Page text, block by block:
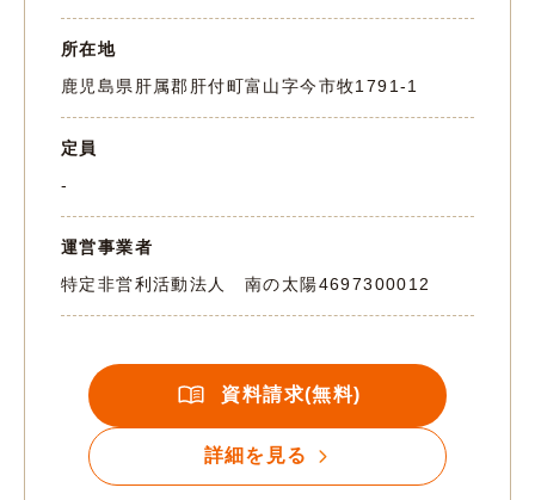
所在地
鹿児島県肝属郡肝付町富山字今市牧1791-1
定員
-
運営事業者
特定非営利活動法人 南の太陽4697300012
資料請求(無料)
詳細を見る